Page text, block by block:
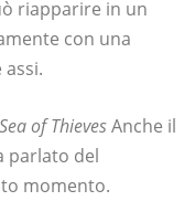
riapparire in un
con una
Sea of ​​ThievesAnche il
parlato del
momento.